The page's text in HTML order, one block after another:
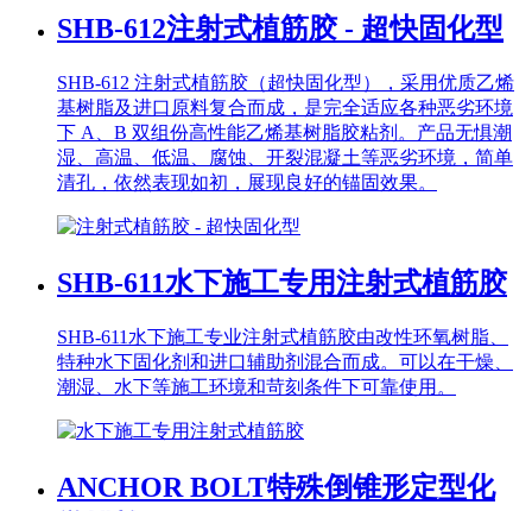
SHB-612注射式植筋胶 - 超快固化型
SHB-612 注射式植筋胶（超快固化型），采用优质乙烯
基树脂及进口原料复合而成，是完全适应各种恶劣环境
下 A、B 双组份高性能乙烯基树脂胶粘剂。产品无惧潮
湿、高温、低温、腐蚀、开裂混凝土等恶劣环境，简单
清孔，依然表现如初，展现良好的锚固效果。
SHB-611水下施工专用注射式植筋胶
SHB-611水下施工专业注射式植筋胶由改性环氧树脂、
特种水下固化剂和进口辅助剂混合而成。可以在干燥、
潮湿、水下等施工环境和苛刻条件下可靠使用。
ANCHOR BOLT特殊倒锥形定型化